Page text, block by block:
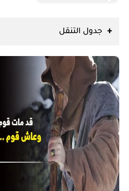
جدول التنقل